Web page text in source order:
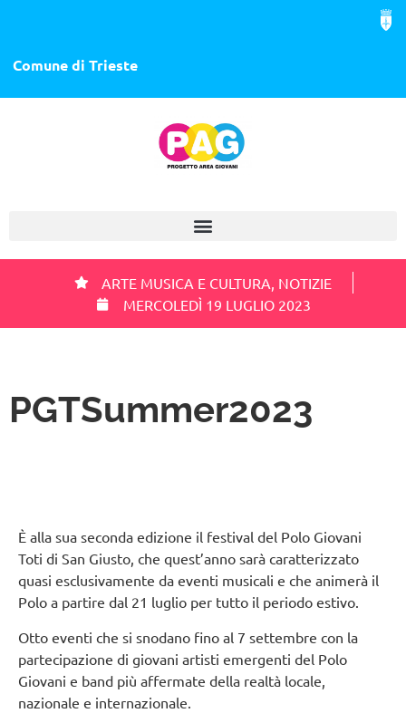
Comune di Trieste
ARTE MUSICA E CULTURA NOTIZIE
MERCOLEDÌ 19 LUGLIO 2023
PGTSummer2023
È alla sua seconda edizione il festival del Polo Giovani
Toti di San Giusto, che quest’anno sarà caratterizzato
quasi esclusivamente da eventi musicali e che animerà il
Polo a partire dal 21 luglio per tutto il periodo estivo.
Otto eventi che si snodano fino al 7 settembre con la
partecipazione di giovani artisti emergenti del Polo
Giovani e band più affermate della realtà locale,
nazionale e internazionale.